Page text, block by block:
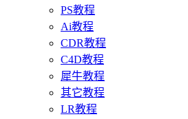
PS教程
Ai教程
CDR教程
C4D教程
犀牛教程
其它教程
LR教程